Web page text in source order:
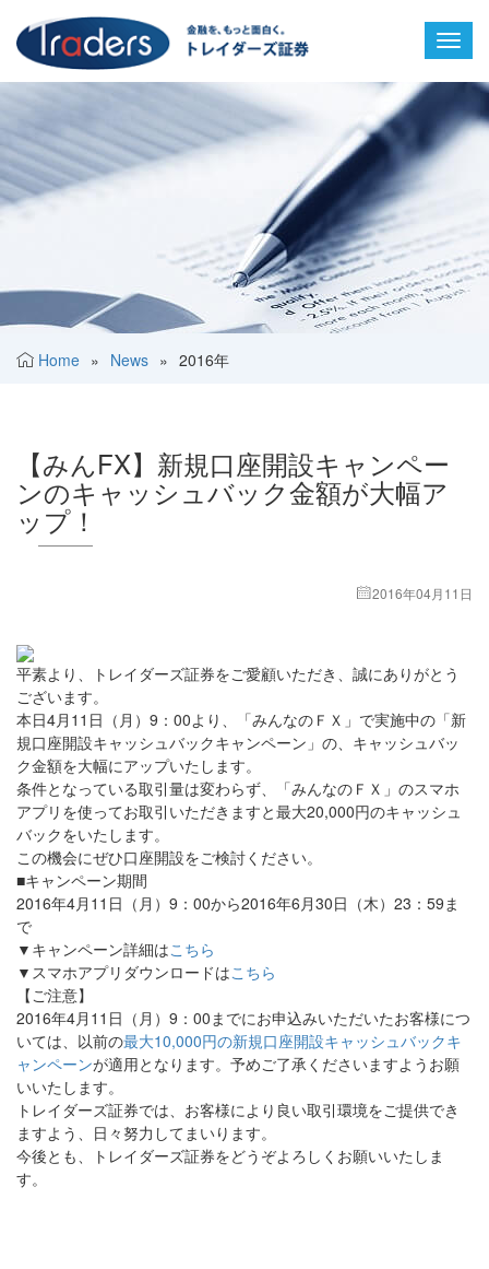
Home » News » 2016年
【みんFX】新規口座開設キャンペー
ンのキャッシュバック金額が大幅ア
ップ！
2016年04月11日
平素より、トレイダーズ証券をご愛顧いただき、誠にありがとう
ございます。
本日4月11日（月）9：00より、「みんなのＦＸ」で実施中の「新
規口座開設キャッシュバックキャンペーン」の、キャッシュバッ
ク金額を大幅にアップいたします。
条件となっている取引量は変わらず、「みんなのＦＸ」のスマホ
アプリを使ってお取引いただきますと最大20,000円のキャッシュ
バックをいたします。
この機会にぜひ口座開設をご検討ください。
■キャンペーン期間
2016年4月11日（月）9：00から2016年6月30日（木）23：59ま
で
▼キャンペーン詳細はこちら
▼スマホアプリダウンロードはこちら
【ご注意】
2016年4月11日（月）9：00までにお申込みいただいたお客様につ
いては、以前の最大10,000円の新規口座開設キャッシュバックキ
ャンペーンが適用となります。予めご了承くださいますようお願
いいたします。
トレイダーズ証券では、お客様により良い取引環境をご提供でき
ますよう、日々努力してまいります。
今後とも、トレイダーズ証券をどうぞよろしくお願いいたしま
す。